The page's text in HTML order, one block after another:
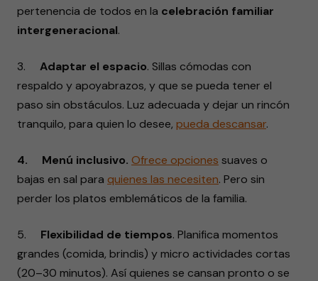
pertenencia de todos en la celebración familiar
intergeneracional.
3. Adaptar el espacio. Sillas cómodas con
respaldo y apoyabrazos, y que se pueda tener el
paso sin obstáculos. Luz adecuada y dejar un rincón
tranquilo, para quien lo desee, pueda descansar.
4. Menú inclusivo. Ofrece opciones suaves o
bajas en sal para quienes las necesiten. Pero sin
perder los platos emblemáticos de la familia.
5. Flexibilidad de tiempos. Planifica momentos
grandes (comida, brindis) y micro actividades cortas
(20–30 minutos). Así quienes se cansan pronto o se